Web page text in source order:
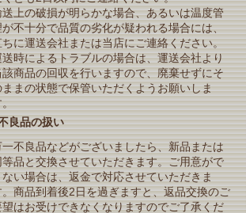
送上の破損が明らかな場合、あるいは温度管
が不十分で品質の劣化が疑われる場合には、
ちに運送会社または当店にご連絡ください。
送時によるトラブルの場合は、運送会社より
該商品の回収を行いますので、廃棄せずにそ
ままの状態で保管いただくようお願いしま
。
良品の扱い
一不良品などがございましたら、新品または
等品と交換させていただきます。ご用意がで
ない場合は、返金で対応させていただきま
。商品到着後2日を過ぎますと、返品交換のご
望はお受けできなくなりますのでご了承くだ